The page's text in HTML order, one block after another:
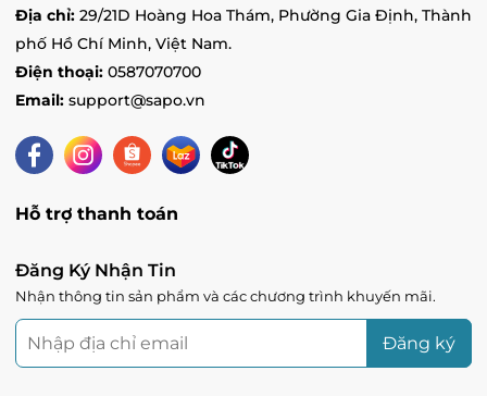
Địa chỉ: 29/21D Hoàng Hoa Thám, Phường Gia Định, Thành
phố Hồ Chí Minh, Việt Nam.
Điện thoại: 0587070700
Email: support@sapo.vn
Hỗ trợ thanh toán
Đăng Ký Nhận Tin
Nhận thông tin sản phẩm và các chương trình khuyến mãi.
Đăng ký